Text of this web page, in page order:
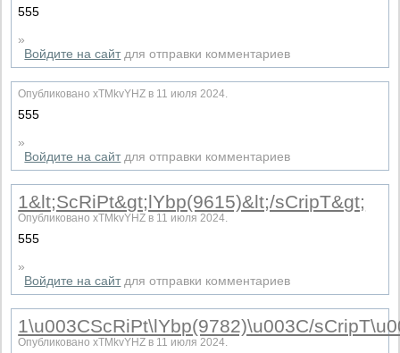
555
»
Войдите на сайтдля отправки комментариев
Опубликовано xTMkvYHZ в 11 июля 2024.
555
»
Войдите на сайтдля отправки комментариев
1&lt;ScRiPt&gt;lYbp(9615)&lt;/sCripT&gt;
Опубликовано xTMkvYHZ в 11 июля 2024.
555
»
Войдите на сайтдля отправки комментариев
1\u003CScRiPt\lYbp(9782)\u003C/
Опубликовано xTMkvYHZ в 11 июля 2024.